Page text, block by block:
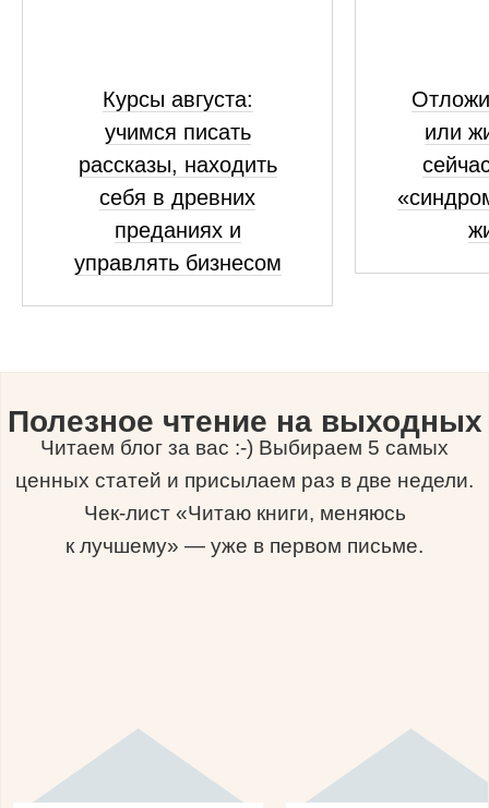
Курсы августа:
учимся писать
рассказы, находить
себя в древних
преданиях и
управлять бизнесом
или
Полезное чтение на выходных
Читаем блог за вас :-) Выбираем 5 самых
ценных статей и присылаем раз в две недели.
Чек-лист «Читаю книги, меняюсь
к лучшему» — уже в первом письме.